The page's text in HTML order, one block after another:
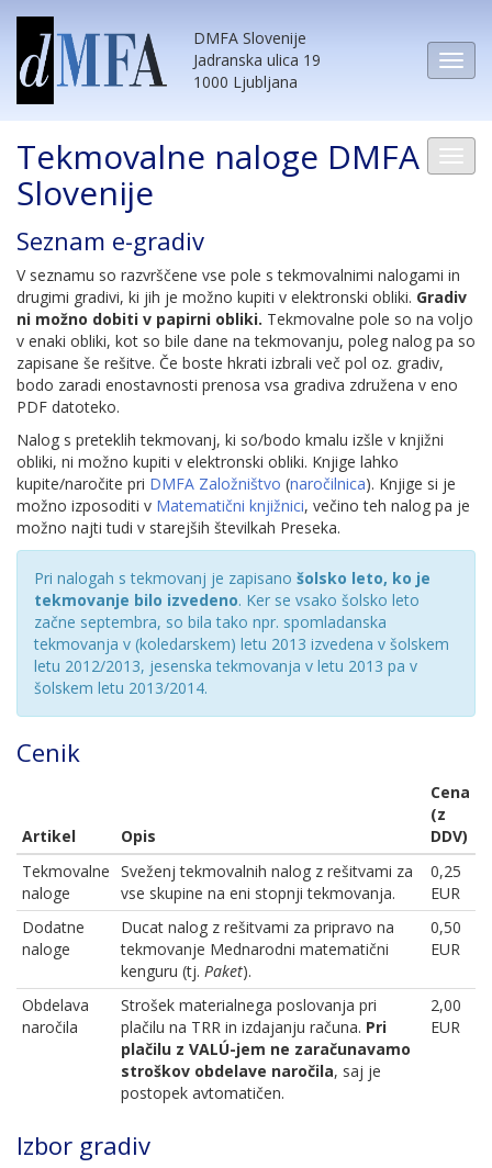
DMFA Slovenije
Jadranska ulica 19
1000 Ljubljana
Tekmovalne naloge DMFA
Slovenije
Seznam e-gradiv
V seznamu so razvrščene vse pole s tekmovalnimi nalogami in
drugimi gradivi, ki jih je možno kupiti v elektronski obliki. Gradiv
ni možno dobiti v papirni obliki. Tekmovalne pole so na voljo
v enaki obliki, kot so bile dane na tekmovanju, poleg nalog pa so
zapisane še rešitve. Če boste hkrati izbrali več pol oz. gradiv,
bodo zaradi enostavnosti prenosa vsa gradiva združena v eno
PDF datoteko.
Nalog s preteklih tekmovanj, ki so/bodo kmalu izšle v knjižni
obliki, ni možno kupiti v elektronski obliki. Knjige lahko
kupite/naročite pri DMFA Založništvo (naročilnica). Knjige si je
možno izposoditi v Matematični knjižnici, večino teh nalog pa je
možno najti tudi v starejših številkah Preseka.
Pri nalogah s tekmovanj je zapisano šolsko leto, ko je
tekmovanje bilo izvedeno. Ker se vsako šolsko leto
začne septembra, so bila tako npr. spomladanska
tekmovanja v (koledarskem) letu 2013 izvedena v šolskem
letu 2012/2013, jesenska tekmovanja v letu 2013 pa v
šolskem letu 2013/2014.
Cenik
Artikel Opis
Cena
(z
DDV)
Tekmovalne
naloge
Sveženj tekmovalnih nalog z rešitvami za
vse skupine na eni stopnji tekmovanja.
0,25
EUR
Dodatne
naloge
Ducat nalog z rešitvami za pripravo na
tekmovanje Mednarodni matematični
kenguru (tj. Paket).
0,50
EUR
Obdelava
naročila
Strošek materialnega poslovanja pri
plačilu na TRR in izdajanju računa. Pri
plačilu z VALÚ-jem ne zaračunavamo
stroškov obdelave naročila, saj je
postopek avtomatičen.
2,00
EUR
Izbor gradiv